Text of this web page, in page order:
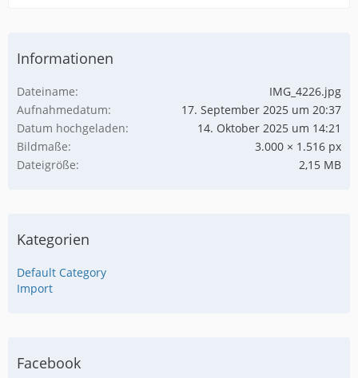
Informationen
Dateiname
IMG_4226.jpg
Aufnahmedatum
17. September 2025 um 20:37
Datum hochgeladen
14. Oktober 2025 um 14:21
Bildmaße
3.000 × 1.516 px
Dateigröße
2,15 MB
Kategorien
Default Category
Import
Facebook